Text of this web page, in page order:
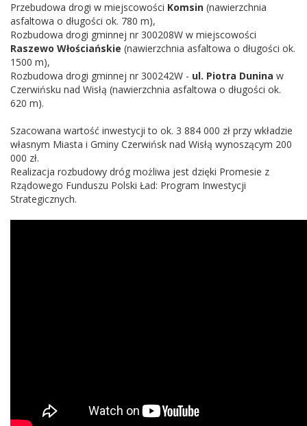
Przebudowa drogi w miejscowości Komsin (nawierzchnia
asfaltowa o długości ok. 780 m),
Rozbudowa drogi gminnej nr 300208W w miejscowości
Raszewo Włościańskie (nawierzchnia asfaltowa o długości ok.
1500 m),
Rozbudowa drogi gminnej nr 300242W - ul. Piotra Dunina w
Czerwińsku nad Wisłą (nawierzchnia asfaltowa o długości ok.
620 m).
Szacowana wartość inwestycji to ok. 3 884 000 zł przy wkładzie
własnym Miasta i Gminy Czerwińsk nad Wisłą wynoszącym 200
000 zł.
Realizacja rozbudowy dróg możliwa jest dzięki Promesie z
Rządowego Funduszu Polski Ład: Program Inwestycji
Strategicznych.